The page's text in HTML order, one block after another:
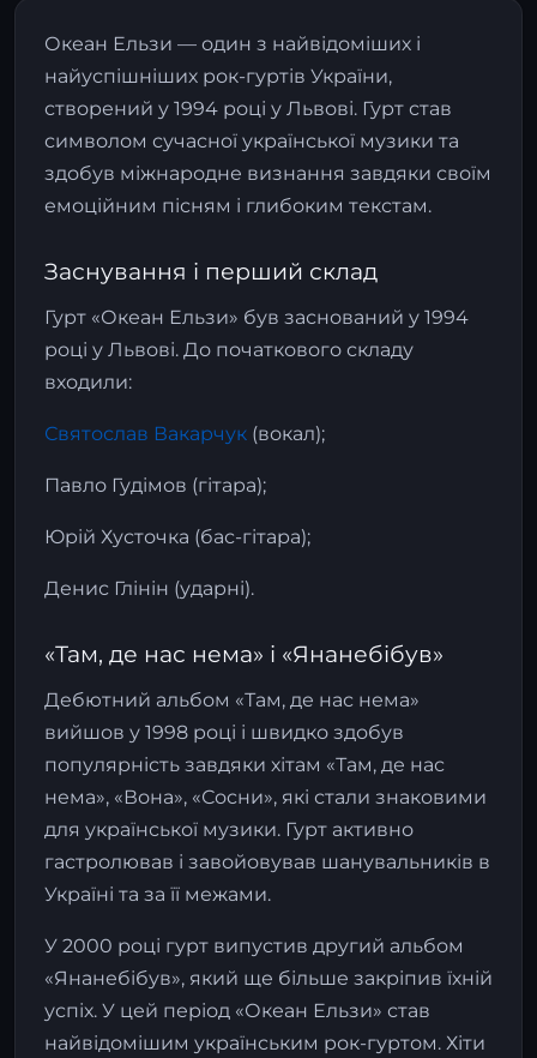
Океан Ельзи — один з найвідоміших і
найуспішніших рок-гуртів України,
створений у 1994 році у Львові. Гурт став
символом сучасної української музики та
здобув міжнародне визнання завдяки своїм
емоційним пісням і глибоким текстам.
Заснування і перший склад
Гурт «Океан Ельзи» був заснований у 1994
році у Львові. До початкового складу
входили:
Святослав Вакарчук (вокал);
Павло Гудімов (гітара);
Юрій Хусточка (бас-гітара);
Денис Глінін (ударні).
«Там, де нас нема» і «Янанебібув»
Дебютний альбом «Там, де нас нема»
вийшов у 1998 році і швидко здобув
популярність завдяки хітам «Там, де нас
нема», «Вона», «Сосни», які стали знаковими
для української музики. Гурт активно
гастролював і завойовував шанувальників в
Україні та за її межами.
У 2000 році гурт випустив другий альбом
«Янанебібув», який ще більше закріпив їхній
успіх. У цей період «Океан Ельзи» став
найвідомішим українським рок-гуртом. Хіти